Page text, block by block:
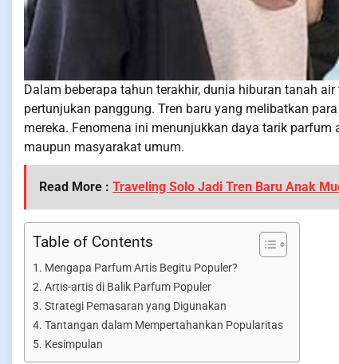
Dalam beberapa tahun terakhir, dunia hiburan tanah
pertunjukan panggung. Tren baru yang melibatkan
mereka. Fenomena ini menunjukkan daya tarik
maupun masyarakat umum.
Read More : Traveling Solo Jadi Tren Baru Anak
Table of Contents
Mengapa Parfum Artis Begitu Populer?
Artis-artis di Balik Parfum Populer
Strategi Pemasaran yang Digunakan
Tantangan dalam Mempertahankan Popularitas
Kesimpulan